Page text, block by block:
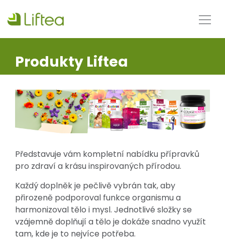
Produkty Liftea
Představuje vám kompletní nabídku přípravků
pro zdraví a krásu inspirovaných přírodou.
Každý doplněk je pečlivě vybrán tak, aby
přirozeně podporoval funkce organismu a
harmonizoval tělo i mysl. Jednotlivé složky se
vzájemně doplňují a tělo je dokáže snadno využít
tam, kde je to nejvíce potřeba.